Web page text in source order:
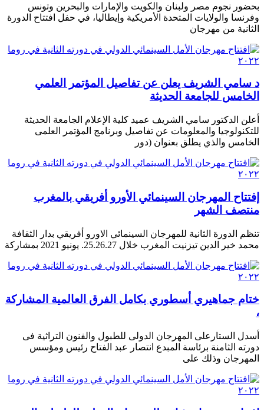
بحضور نجوم مصر ولبنان والكويت والإمارات والبحرين وتونس
وفرنسا والولايات المتحدة الأمريكية وإيطاليا، في حفل افتتاح الدورة
الثانية من مهرجان
د سامي الشريف يعلن عن تفاصيل المؤتمر العلمي
الخامس للجامعة الحديثة
أعلن الدكتور سامي الشريف عميد كلية الإعلام الجامعة الحديثة
للتكنولوجيا والمعلومات عن تفاصيل وبرنامج المؤتمر العلمى
الخامس والذي يطلق بعنوان (دور
إفتتاح المهرجان السينمائي الأورو أفريقي بالمغرب
منتصف الشهر
تنظم الدورة الثانية للمهرجان السينمائي الاورو أفريقي بدار الثقافة
محمد خير الدين تيزنيت المغرب خلال 25.26.27. يونيو 2021 بمشاركة
ختام جماهيري أسطوري بكامل الفرق العالمية المشاركة
،
أسدل الستارعلى المهرجان الدولى للطبول والفنون التراثية فى
دورته الثامنة برئاسة المبدع انتصار عبد الفتاح رئيس ومؤسس
المهرجان وذلك على